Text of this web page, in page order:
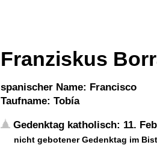
Franziskus
spanischer Name: Francisco
Taufname: Tobía
Gedenktag katholisch: 11.
nicht gebotener Gedenktag im